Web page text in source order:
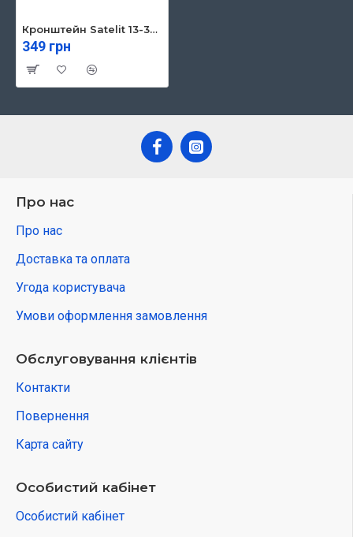
Кронштейн Satelit 13-32PIVOT100 (250518)
349 грн
Про нас
Про нас
Доставка та оплата
Угода користувача
Умови оформлення замовлення
Обслуговування клієнтів
Контакти
Повернення
Карта сайту
Особистий кабінет
Особистий кабінет